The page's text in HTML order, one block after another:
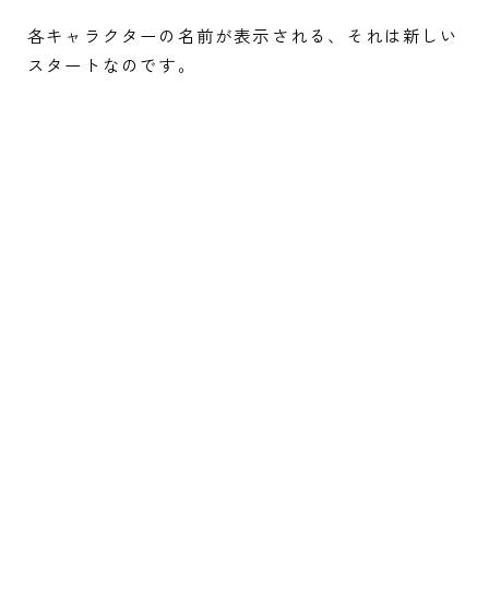
各キャラクターの名前が表示される、それは新しい
スタートなのです。